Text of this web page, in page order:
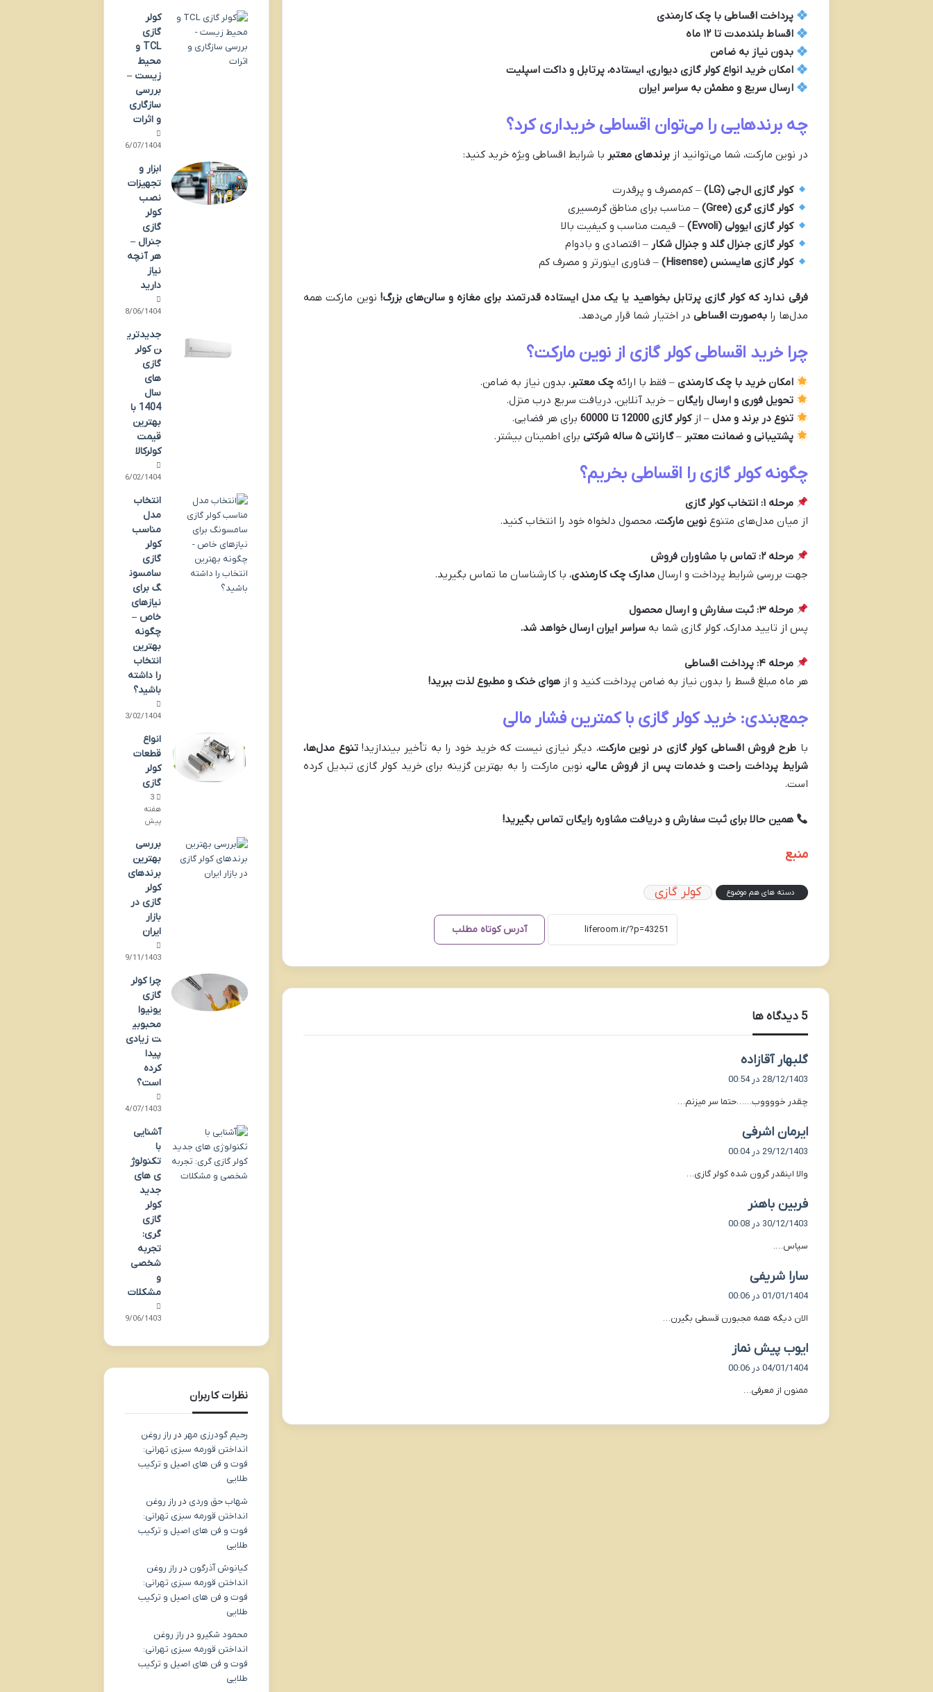
پرداخت اقساطی با چک کارمندی
اقساط بلندمدت تا ۱۲ ماه
بدون نیاز به ضامن
امکان خرید انواع کولر گازی دیواری، ایستاده، پرتابل و داکت اسپلیت
ارسال سریع و مطمئن به سراسر ایران
چه برندهایی را می‌توان اقساطی خریداری کرد؟
در نوین مارکت، شما می‌توانید ازبرندهای معتبر با شرایط اقساطی ویژه خرید کنید:
کولر گازی ال‌جی (LG)
– کم‌مصرف و پرقدرت
کولر گازی گری (Gree)
– مناسب برای مناطق گرمسیری
کولر گازی ایوولی (Evvoli)
– قیمت مناسب و کیفیت بالا
کولر گازی جنرال گلد و جنرال شکار – اقتصادی و بادوام
کولر گازی هایسنس (Hisense)
– فناوری اینورتر و مصرف کم
فرقی ندارد که کولر گازی پرتابل بخواهید یا یک مدل ایستاده قدرتمند برای مغازه و سالن‌های بزرگ! نوین مارکت همه
مدل‌ها رابه‌صورت اقساطی در اختیار شما قرار می‌دهد.
چرا خرید اقساطی کولر گازی از نوین مارکت؟
امکان خرید با چک کارمندی – فقط با ارائهچک معتبر، بدون نیاز به ضامن.
تحویل فوری و ارسال رایگان – خرید آنلاین، دریافت سریع درب منزل.
تنوع در برند و مدل – ازکولر گازی 12000 تا 60000
برای هر فضایی.
پشتیبانی و ضمانت معتبر –گارانتی ۵ ساله شرکتی برای اطمینان بیشتر.
چگونه کولر گازی را اقساطی بخریم؟
مرحله ۱: انتخاب کولر گازی
از میان مدل‌های متنوعنوین مارکت، محصول دلخواه خود را انتخاب کنید.
مرحله ۲: تماس با مشاوران فروش
جهت بررسی شرایط پرداخت و ارسالمدارک چک کارمندی، با کارشناسان ما تماس بگیرید.
مرحله ۳: ثبت سفارش و ارسال محصول
پس از تایید مدارک، کولر گازی شما بهسراسر ایران ارسال خواهد شد.
مرحله ۴: پرداخت اقساطی
هر ماه مبلغ قسط را بدون نیاز به ضامن پرداخت کنید و ازهوای خنک و مطبوع لذت ببرید!
جمع‌بندی: خرید کولر گازی با کمترین فشار مالی
با طرح فروش اقساطی کولر گازی در نوین مارکت، دیگر نیازی نیست که خرید خود را به تأخیر بیندازید!تنوع مدل‌ها،
شرایط پرداخت راحت و خدمات پس از فروش عالی،نوین مارکت را به بهترین گزینه برای خرید کولر گازی تبدیل کرده
است.
همین حالا برای ثبت سفارش و دریافت مشاوره رایگان تماس بگیرید!
منبع
دسته های هم موضوع کولر گازی
آدرس کوتاه مطلب
‫5 دیدگاه ها
گلبهار آقازاده
ف
:
28/12/1403 در 00:54
چقدر خووووب……حتما سر میزنم…
ایرمان اشرفی
ف
:
29/12/1403 در 00:04
والا اینقدر گرون شده کولر گازی…
فربین باهنر
ف
30/12/1403 در 00:08
سپاس….
سارا شریفی
ف
:
01/01/1404 در 00:06
الان دیگه همه مجبورن قسطی بگیرن…
ایوب پیش نماز
ف
04/01/1404 در 00:06
ممنون از معرفی…
کولر
گازی
TCL و
محیط
زیست –
بررسی
سازگاری
و اثرات
16/07/1404
ابزار و
تجهیزات
نصب
کولر
گازی
جنرال –
هر آنچه
نیاز
دارید
18/06/1404
جدیدتری
ن کولر
گازی
های
سال
1404 با
بهترین
قیمت
کولرکالا
06/02/1404
انتخاب
مدل
مناسب
کولر
گازی
سامسون
گ برای
نیازهای
خاص –
چگونه
بهترین
انتخاب
را داشته
باشید؟
13/02/1404
انواع
قطعات
کولر
گازی
3
هفته
پیش
بررسی
بهترین
برندهای
کولر
گازی در
بازار
ایران
19/11/1403
چرا کولر
گازی
یونیوا
محبوبی
ت زیادی
پیدا
کرده
است؟
24/07/1403
آشنایی
با
تکنولوژ
ی های
جدید
کولر
گازی
گری:
تجربه
شخصی
و
مشکلات
19/06/1403
نظرات کاربران
رحیم گودرزی مهر در راز روغن
انداختن قورمه سبزی تهرانی:
فوت و فن های اصیل و ترکیب
طلایی
شهاب حق وردی در راز روغن
انداختن قورمه سبزی تهرانی:
فوت و فن های اصیل و ترکیب
طلایی
کیانوش آذرگون در راز روغن
انداختن قورمه سبزی تهرانی:
فوت و فن های اصیل و ترکیب
طلایی
محمود شکیرو در راز روغن
انداختن قورمه سبزی تهرانی:
فوت و فن های اصیل و ترکیب
طلایی